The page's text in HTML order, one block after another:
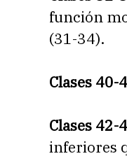
función
(31-34).
Clases 40-
Clases 42-
inferiores